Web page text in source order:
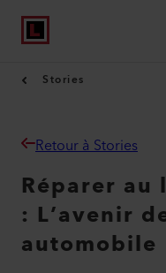
Stories
Retour à Stories
Réparer au
: L’avenir
automobile